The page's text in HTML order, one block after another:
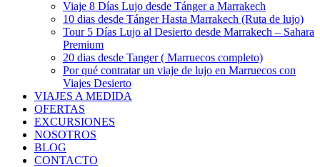
Viaje 8 Días Lujo desde Tánger a Marrakech
10 dias desde Tánger Hasta Marrakech (Ruta de lujo)
Tour 5 Días Lujo al Desierto desde Marrakech – Sahara
Premium
20 dias desde Tanger ( Marruecos completo)
Por qué contratar un viaje de lujo en Marruecos con
Viajes Desierto
VIAJES A MEDIDA
OFERTAS
EXCURSIONES
NOSOTROS
BLOG
CONTACTO